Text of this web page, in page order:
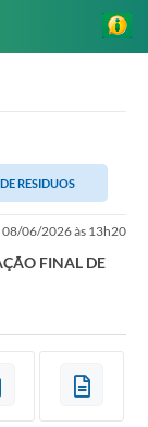
RESIDUOS
08/06/2026 às 13h20
FINAL DE